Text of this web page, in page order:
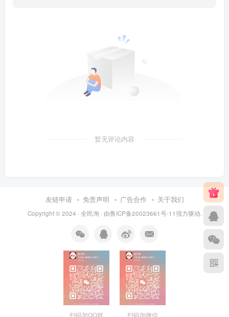
暂无评论内容
友链申请 免责声明 广告合作 关于我们
Copyright © 2024 · 全民淘 · 由鲁ICP备20023661号-11强力驱动.
扫码加QQ群 扫码加微信